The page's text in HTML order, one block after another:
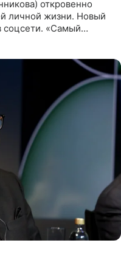
откровенно
личной жизни. Новый
соцсети. «Самый